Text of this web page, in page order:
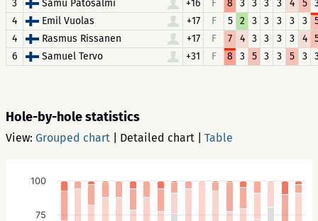
3 Samu Patosalmi +16 F 8 3 3 3 3 4 5
4
Emil Vuolas +17 F 5 2 3 3 3 3 3
4
Rasmus Rissanen +17 F 7 4 3 3 3 3 4
6
Samuel Tervo +31 F 8 3 5 3 3 5 3
Hole-by-hole statistics
View: Grouped chart Detailed chart Table
75
100